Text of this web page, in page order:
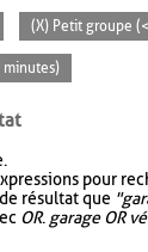
(X) Petit groupe
minutes)
pour
résultat que
OR. garage OR